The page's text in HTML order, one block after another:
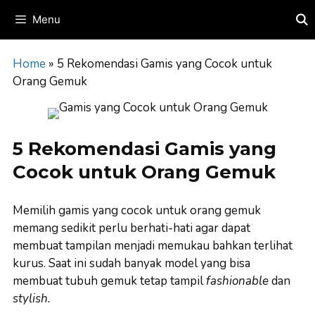
content
Menu
Home » 5 Rekomendasi Gamis yang Cocok untuk
Orang Gemuk
5 Rekomendasi Gamis yang
Cocok untuk Orang Gemuk
Memilih gamis yang cocok untuk orang gemuk
memang sedikit perlu berhati-hati agar dapat
membuat tampilan menjadi memukau bahkan terlihat
kurus. Saat ini sudah banyak model yang bisa
membuat tubuh gemuk tetap tampilfashionabledan
stylish.